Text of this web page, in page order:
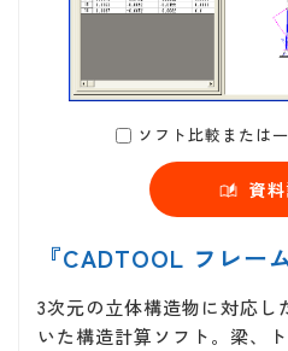
ソフト比較または
資
『CADTOOL フレー
3次元の立体構造物に対応し
いた構造計算ソフト。梁、